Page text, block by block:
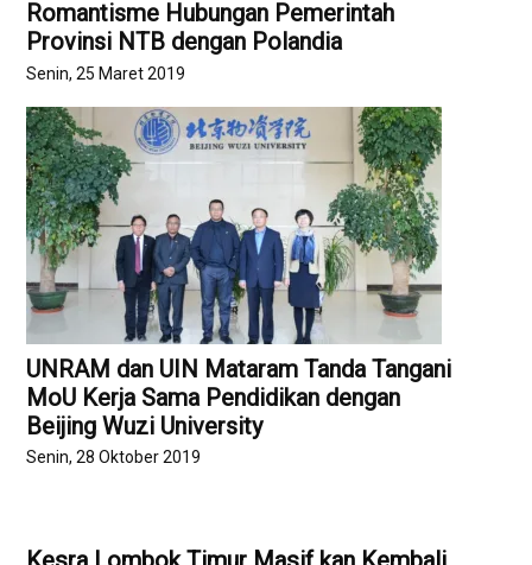
Romantisme Hubungan Pemerintah
Provinsi NTB dengan Polandia
Senin, 25 Maret 2019
UNRAM dan UIN Mataram Tanda Tangani
MoU Kerja Sama Pendidikan dengan
Beijing Wuzi University
Senin, 28 Oktober 2019